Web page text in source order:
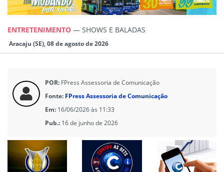
ENTRETENIMENTO — SHOWS E BALADAS
Aracaju (SE), 08 de agosto de 2026
POR: FPress Assessoria de Comunicação
Fonte: FPress Assessoria de Comunicação
Em: 16/06/2026 às 11:33
Pub.: 16 de junho de 2026